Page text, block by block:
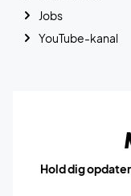
Jobs
YouTube-kanal
Hold dig